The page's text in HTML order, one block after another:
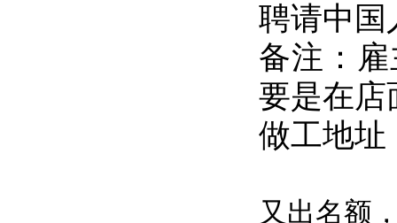
聘请中国
备注：
要是在
做工地址
又出名额